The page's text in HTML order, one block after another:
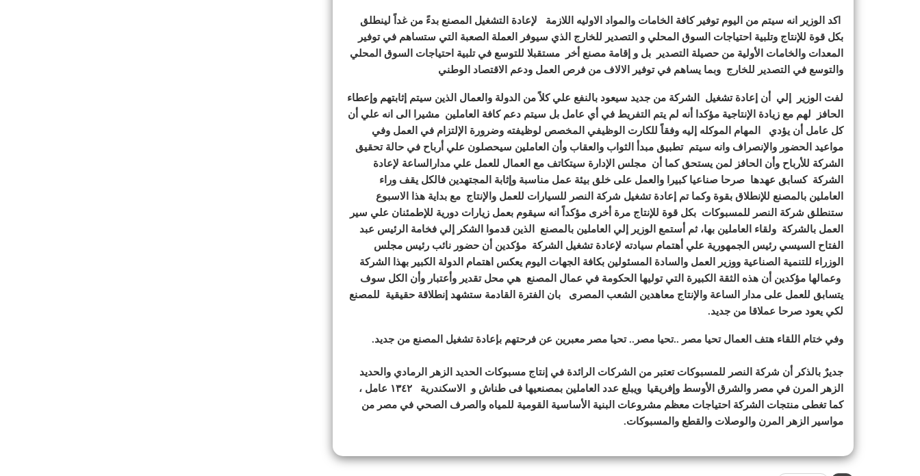
اكد الوزير انه سيتم من اليوم توفير كافة الخامات والمواد الاوليه اللازمة لإعادة التشغيل المصنع بدءً من غداً لينطلق
بكل قوة للإنتاج وتلبية احتياجات السوق المحلي و التصدير للخارج الذي سيوفر العملة الصعبة التي ستساهم في توفير
المعدات والخامات الأولية من حصيلة التصدير بل و إقامة مصنع أخر مستقبلا للتوسع في تلبية احتياجات السوق المحلي
والتوسع في التصدير للخارج وبما يساهم في توفير الالاف من فرص العمل ودعم الاقتصاد الوطني
لفت الوزير إلي أن إعادة تشغيل الشركة من جديد سيعود بالنفع علي كلاً من الدولة والعمال الذين سيتم إثابتهم وإعطاء
الحافز لهم مع زيادة الإنتاجية مؤكدا أنه لم يتم التفريط في أي عامل بل سيتم دعم كافة العاملين مشيرا الى انه علي أن
كل عامل أن يؤدي المهام الموكله إليه وفقاً للكارت الوظيفي المخصص لوظيفته وضرورة الإلتزام في العمل وفي
مواعيد الحضور والإنصراف وانه سيتم تطبيق مبدأ الثواب والعقاب وأن العاملين سيحصلون علي أرباح في حالة تحقيق
الشركة للأرباح وأن الحافز لمن يستحق كما أن مجلس الإدارة سيتكاتف مع العمال للعمل علي مدارالساعة لإعادة
الشركة كسابق عهدها صرحا صناعيا كبيرا والعمل على خلق بيئة عمل مناسبة وإثابة المجتهدين فالكل يقف وراء
العاملين بالمصنع للإنطلاق بقوة وكما تم إعادة تشغيل شركة النصر للسيارات للعمل والإنتاج مع بداية هذا الاسبوع
ستنطلق شركة النصر للمسبوكات بكل قوة للإنتاج مرة أخرى مؤكداً انه سيقوم بعمل زيارات دورية للإطمئنان علي سير
العمل بالشركة ولقاء العاملين بها، ثم أستمع الوزير إلي العاملين بالمصنع الذين قدموا الشكر إلي فخامة الرئيس عبد
الفتاح السيسي رئيس الجمهورية علي أهتمام سيادته لإعادة تشغيل الشركة مؤكدين أن حضور نائب رئيس مجلس
الوزراء للتنمية الصناعية ووزير العمل والسادة المسئولين بكافة الجهات اليوم يعكس اهتمام الدولة الكبير بهذا الشركة
وعمالها مؤكدين أن هذه الثقة الكبيرة التي توليها الحكومة في عمال المصنع هي محل تقدير وأعتبار وأن الكل سوف
يتسابق للعمل على مدار الساعة والإنتاج معاهدين الشعب المصرى بان الفترة القادمة ستشهد إنطلاقة حقيقية للمصنع
لكي يعود صرحا عملاقا من جديد.
وفي ختام اللقاء هتف العمال تحيا مصر ..تحيا مصر.. تحيا مصر معبرين عن فرحتهم بإعادة تشغيل المصنع من جديد.
جديرٌ بالذكر أن شركة النصر للمسبوكات تعتبر من الشركات الرائدة في إنتاج مسبوكات الحديد الزهر الرمادي والحديد
الزهر المرن في مصر والشرق الأوسط وإفريقيا ويبلع عدد العاملين بمصنعيها فى طناش و الاسكندرية ١٣٤٢ عامل ،
كما تغطى منتجات الشركة احتياجات معظم مشروعات البنية الأساسية القومية للمياه والصرف الصحي في مصر من
مواسير الزهر المرن والوصلات والقطع والمسبوكات.